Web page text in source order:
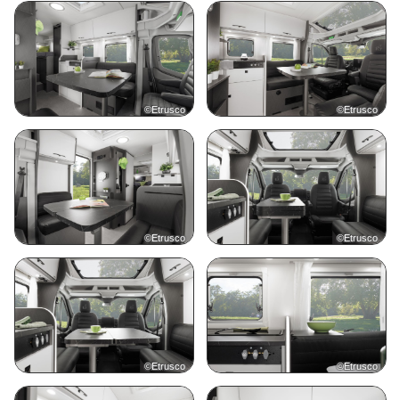
©Etrusco ©Etrusco
©Etrusco ©Etrusco
©Etrusco ©Etrusco